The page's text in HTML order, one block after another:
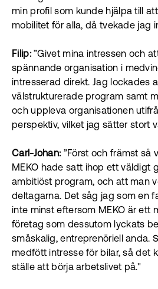
min profil som kunde hjälpa till
mobilitet för alla, då tvekade jag
Filip:”Givet mina intressen och
spännande organisation i
intresserad direkt. Jag lockades
välstrukturerade program samt
och uppleva organisationen
perspektiv, vilket jag sätter stort
Carl-Johan:”Först och främst så
MEKO hade satt ihop ett väldigt
ambitiöst program, och att man
deltagarna. Det såg jag som en
inte minst eftersom MEKO är ett
företag som dessutom lyckats
småskalig, entreprenöriell anda.
medfött intresse för bilar, så det
ställe att börja arbetslivet på."